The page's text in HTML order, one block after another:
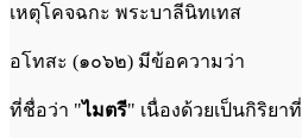
เหตุโคจฉกะ พระบาลีนิทเทส
อโทสะ (๑๐๖๒) มีข้อความว่า
ที่ชื่อว่า "ไมตรี" เนื่องด้วยเป็นกิริย